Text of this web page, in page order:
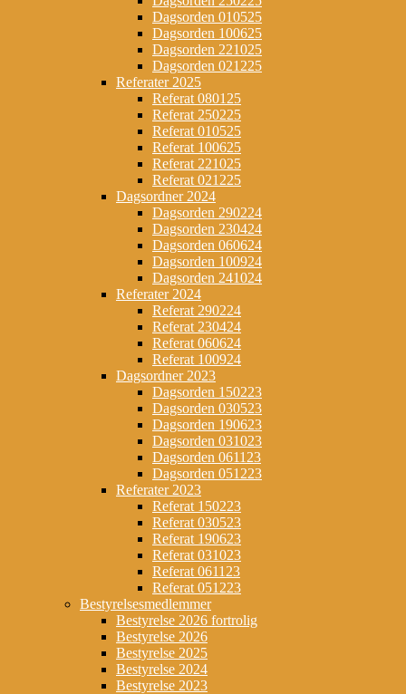
Dagsorden 010525
Dagsorden 100625
Dagsorden 221025
Dagsorden 021225
Referater 2025
Referat 080125
Referat 250225
Referat 010525
Referat 100625
Referat 221025
Referat 021225
Dagsordner 2024
Dagsorden 290224
Dagsorden 230424
Dagsorden 060624
Dagsorden 100924
Dagsorden 241024
Referater 2024
Referat 290224
Referat 230424
Referat 060624
Referat 100924
Dagsordner 2023
Dagsorden 150223
Dagsorden 030523
Dagsorden 190623
Dagsorden 031023
Dagsorden 061123
Dagsorden 051223
Referater 2023
Referat 150223
Referat 030523
Referat 190623
Referat 031023
Referat 061123
Referat 051223
Bestyrelsesmedlemmer
Bestyrelse 2026 fortrolig
Bestyrelse 2026
Bestyrelse 2025
Bestyrelse 2024
Bestyrelse 2023